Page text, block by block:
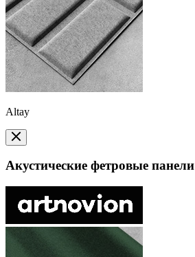
Altay
Акустические фетровые панели